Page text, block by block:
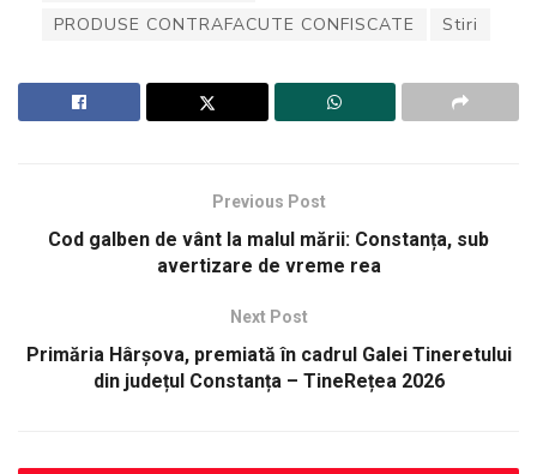
PRODUSE CONTRAFACUTE CONFISCATE
Stiri
Previous Post
Cod galben de vânt la malul mării: Constanța, sub
avertizare de vreme rea
Next Post
Primăria Hârșova, premiată în cadrul Galei Tineretului
din județul Constanța – TineRețea 2026